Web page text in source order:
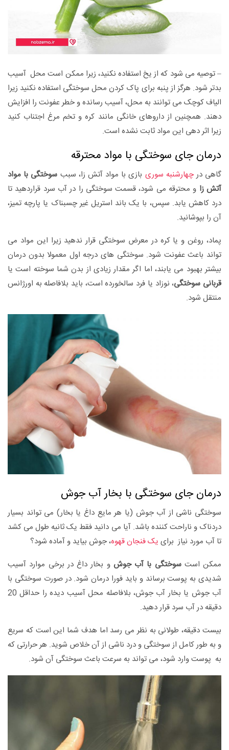
– توصیه می شود که از یخ استفاده نکنید، زیرا ممکن است محل آسیب
بدتر شود. هرگز از پنبه برای پاک کردن محل سوختگی استفاده نکنید زیرا
الیاف کوچک می توانند به محل، آسیب رسانده و خطر عفونت را افزایش
دهند. همچنین از داروهای خانگی مانند کره و تخم مرغ اجتناب کنید
زیرا اثر دهی این مواد ثابت نشده است.
درمان جای سوختگی با مواد محترقه
گاهی درچهارشنبه سوری بازی با مواد آتش زا، سبب سوختگی با مواد
آتش زا و محترقه می شود، قسمت سوختگی را در آب سرد قراردهید تا
درد کاهش یابد. سپس، با یک باند استریل غیر چسبناک یا پارچه تمیز،
آن را بپوشانید.
پماد، روغن و یا کره در معرض سوختگی قرار ندهید زیرا این مواد می
تواند باعث عفونت شود. سوختگی های درجه اول معمولا بدون درمان
بیشتر بهبود می یابند، اما اگر مقدار زیادی از بدن شما سوخته است یا
قربانی سوختگی، نوزاد یا فرد سالخورده است، باید بلافاصله به اورژانس
منتقل شود.
درمان جای سوختگی با بخار آب جوش
سوختگی ناشی از آب جوش (یا هر مایع داغ یا بخار) می تواند بسیار
دردناک و ناراحت کننده باشد. آیا می دانید فقط یک ثانیه طول می کشد
تا آب مورد نیاز برای یک فنجان قهوه، جوش بیاید و آماده شود؟
ممکن استسوختگی با آب جوش و بخار داغ در برخی موارد آسیب
شدیدی به پوست برساند و باید فورا درمان شود. در صورت سوختگی با
آب جوش یا بخار آب جوش، بلافاصله محل آسیب دیده را حداقل 20
دقیقه در آب سرد قرار دهید.
بیست دقیقه، طولانی به نظر می رسد اما هدف شما این است که سریع
و به طور کامل از سوختگی و درد ناشی از آن خلاص شوید. هر حرارتی که
به پوست وارد شود، می تواند به سرعت باعث سوختگی آن شود.